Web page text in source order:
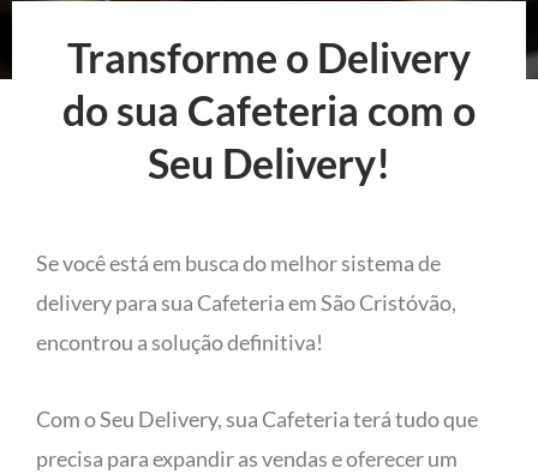
Transforme o Delivery
do sua Cafeteria com o
Seu Delivery!
Se você está em busca do melhor sistema de
delivery para sua Cafeteria em São Cristóvão,
encontrou a solução definitiva!
Com o Seu Delivery, sua Cafeteria terá tudo que
precisa para expandir as vendas e oferecer um